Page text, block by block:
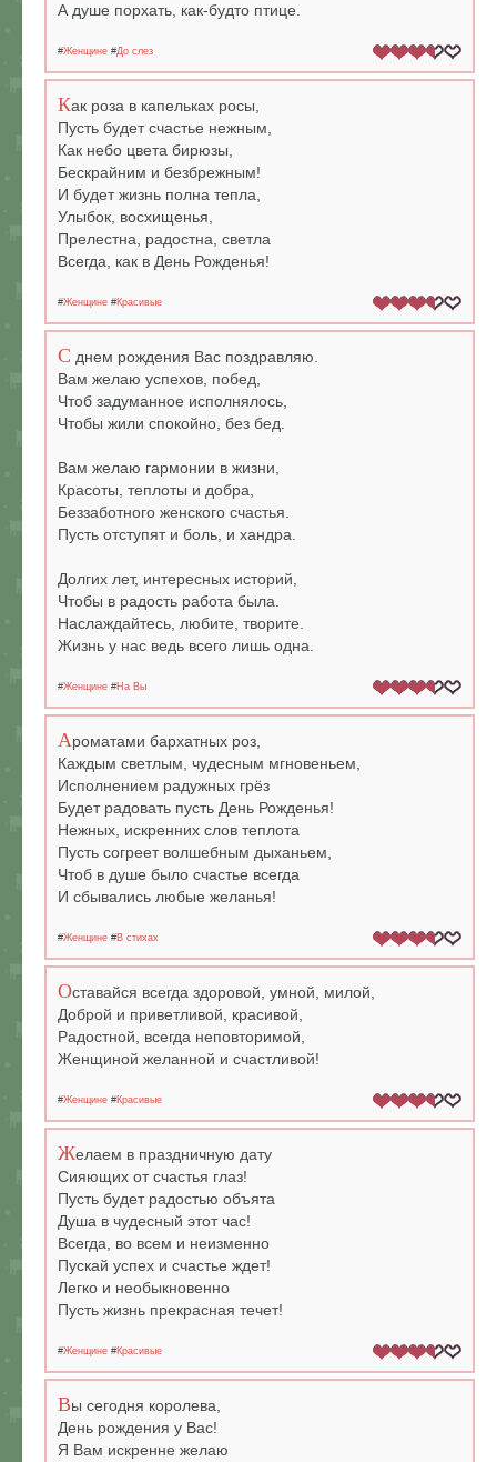
А душе порхать, как-будто птице.
#Женщине #До слез
Как роза в капельках росы,
Пусть будет счастье нежным,
Как небо цвета бирюзы,
Бескрайним и безбрежным!
И будет жизнь полна тепла,
Улыбок, восхищенья,
Прелестна, радостна, светла
Всегда, как в День Рожденья!
#Женщине #Красивые
С днем рождения Вас поздравляю.
Вам желаю успехов, побед,
Чтоб задуманное исполнялось,
Чтобы жили спокойно, без бед.
Вам желаю гармонии в жизни,
Красоты, теплоты и добра,
Беззаботного женского счастья.
Пусть отступят и боль, и хандра.
Долгих лет, интересных историй,
Чтобы в радость работа была.
Наслаждайтесь, любите, творите.
Жизнь у нас ведь всего лишь одна.
#Женщине #На Вы
Ароматами бархатных роз,
Каждым светлым, чудесным мгновеньем,
Исполнением радужных грёз
Будет радовать пусть День Рожденья!
Нежных, искренних слов теплота
Пусть согреет волшебным дыханьем,
Чтоб в душе было счастье всегда
И сбывались любые желанья!
#Женщине #В стихах
Оставайся всегда здоровой, умной, милой,
Доброй и приветливой, красивой,
Радостной, всегда неповторимой,
Женщиной желанной и счастливой!
#Женщине #Красивые
Желаем в праздничную дату
Сияющих от счастья глаз!
Пусть будет радостью объята
Душа в чудесный этот час!
Всегда, во всем и неизменно
Пускай успех и счастье ждет!
Легко и необыкновенно
Пусть жизнь прекрасная течет!
#Женщине #Красивые
Вы сегодня королева,
День рождения у Вас!
Я Вам искренне желаю